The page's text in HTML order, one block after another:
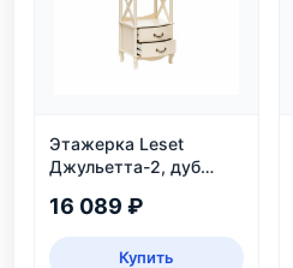
Этажерка Leset
Джульетта-2, дуб
16 089 ₽
Купить